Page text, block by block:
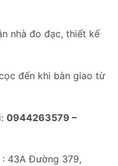
nhà đo đạc, thiết kế
đến khi bàn giao từ
0944263579 –
: 43A Đường 379,